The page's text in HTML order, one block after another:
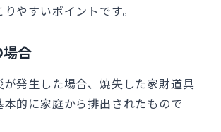
やすいポイントです。
合
が発生した場合、焼失した家財道具
的に家庭から排出されたもので